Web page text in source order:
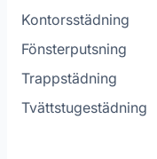
Kontorsstädning
Fönsterputsning
Trappstädning
Tvättstugestädning